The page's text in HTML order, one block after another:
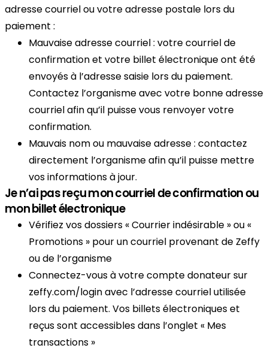
adresse courriel ou votre adresse postale lors du
paiement :
Mauvaise adresse courriel : votre courriel de
confirmation et votre billet électronique ont été
envoyés à l’adresse saisie lors du paiement.
Contactez l’organisme avec votre bonne adresse
courriel afin qu’il puisse vous renvoyer votre
confirmation.
Mauvais nom ou mauvaise adresse : contactez
directement l’organisme afin qu’il puisse mettre
vos informations à jour.
Je n’ai pas reçu mon courriel de confirmation ou
mon billet électronique
Vérifiez vos dossiers « Courrier indésirable » ou «
Promotions » pour un courriel provenant de Zeffy
ou de l’organisme
Connectez-vous à votre compte donateur sur
zeffy.com/login avec l’adresse courriel utilisée
lors du paiement. Vos billets électroniques et
reçus sont accessibles dans l’onglet « Mes
transactions »